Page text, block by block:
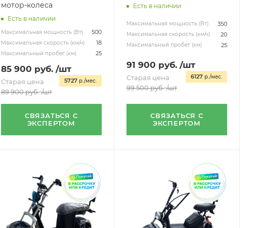
мотор-колеса
Есть в наличии
Максимальная мощность (Вт) 500
Максимальная скорость (км/ч) 18
Максимальный пробег (км) 25
85 900 руб. /шт
5727р./мес.
Старая цена
89 900руб. /шт
СВЯЗАТЬСЯ С
ЭКСПЕРТОМ
Есть в наличии
Максимальная мощность (Вт) 350
Максимальная скорость (км/ч) 20
Максимальный пробег (км) 25
91 900 руб. /шт
6127 р./мес.
Старая цена
99 500руб. /шт
СВЯЗАТЬСЯ С
ЭКСПЕРТОМ